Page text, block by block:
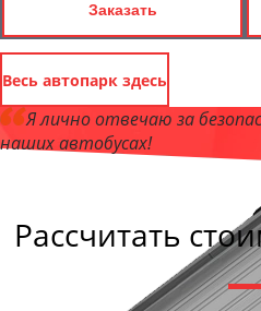
Заказать
Весь автопарк здесь
Я лично отвечаю за
наших автобусах!
, директор
Рассчитать